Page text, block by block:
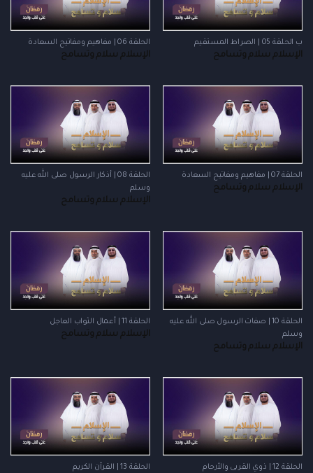
ب الحلقة 05 | الصراط المستقيم
الإسلام سلام وتسامح
الحلقة 06 | مفاهيم ومفاتيح السعادة
الإسلام سلام وتسامح
الحلقة 07 | مفاهيم ومفاتيح السعادة
الإسلام سلام وتسامح
الحلقة 08 | أذكار الرسول صلى الله عليه
وسلم
الإسلام سلام وتسامح
الحلقة 10 | صفات الرسول صلى الله عليه
وسلم
الإسلام سلام وتسامح
الحلقة 11 | أعمال الثواب العاجل
الإسلام سلام وتسامح
الحلقة 12 | ذوي القربى والأرحام الحلقة 13 | القرآن الكريم